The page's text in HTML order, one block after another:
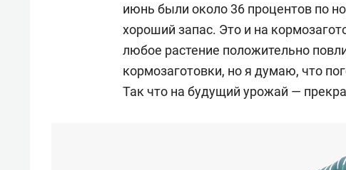
июнь были около 36 процентов по
хороший запас. Это и на
любое растение положительно
кормозаготовки, но я думаю, что
Так что на будущий урожай —